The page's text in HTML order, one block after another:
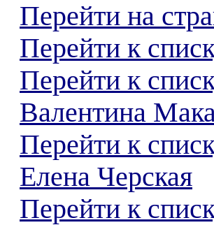
Перейти на
Перейти к
Перейти к
Валентина
Перейти к
Елена Черская
Перейти к